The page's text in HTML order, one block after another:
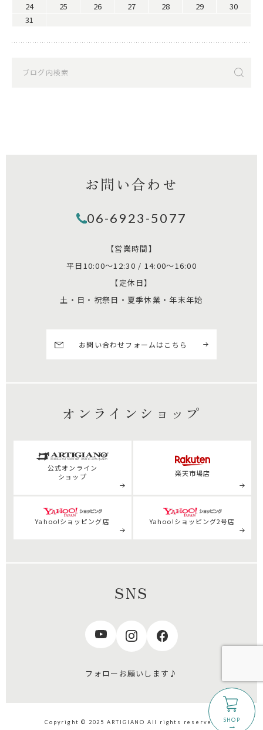
24
25 26 27 28 29
30
31
お問い合わせ
06-6923-5077
【営業時間】
平日10:00～12:30 / 14:00～16:00
【定休日】
土・日・祝祭日・夏季休業・年末年始
お問い合わせフォームはこちら
オンラインショップ
公式オンライン
ショップ
楽天市場店
Yahoo!ショッピング店 Yahoo!ショッピング2号店
SNS
フォローお願いします♪
Copyright © 2025 ARTIGIANO All rights reserved.